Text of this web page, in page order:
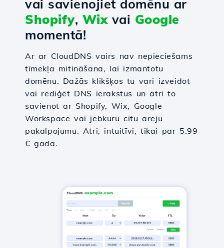
vai savienojiet domēnu ar
Shopify, Wixvai Google
momentā!
Ar ar CloudDNS vairs nav nepieciešams
tīmekļa mitināšana, lai izmantotu
domēnu. Dažās klikšķos tu vari izveidot
vai rediģēt DNS ierakstus un ātri to
savienot ar Shopify, Wix, Google
Workspace vai jebkuru citu ārēju
pakalpojumu. Ātri, intuitīvi, tikai par 5.99
€ gadā.